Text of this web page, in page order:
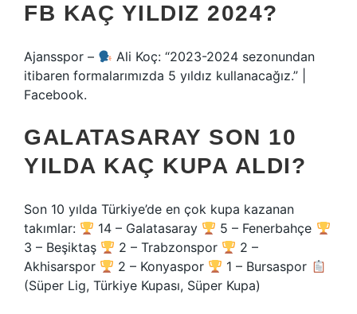
FB KAÇ YILDIZ 2024?
Ajansspor –
Ali Koç: “2023-2024 sezonundan
itibaren formalarımızda 5 yıldız kullanacağız.” |
Facebook.
GALATASARAY SON 10
YILDA KAÇ KUPA ALDI?
Son 10 yılda Türkiye’de en çok kupa kazanan
takımlar:
14 – Galatasaray
5 – Fenerbahçe
3 – Beşiktaş
2 – Trabzonspor
2 –
Akhisarspor
2 – Konyaspor
1 – Bursaspor
(Süper Lig, Türkiye Kupası, Süper Kupa)